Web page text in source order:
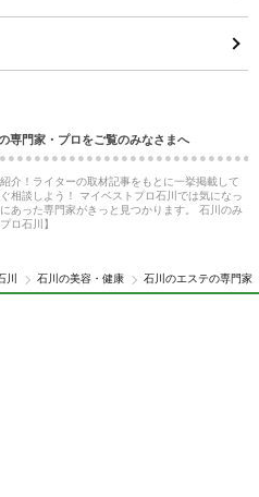
専門家・プロをご覧のみなさまへ
介！ライターの取材記事をもとに一挙掲載して
相談しよう！ マイベストプロ石川では気になっ
あった専門家がきっと見つかります。 石川のみ
ロ石川】
川 石川の美容・健康 石川のエステの専門家